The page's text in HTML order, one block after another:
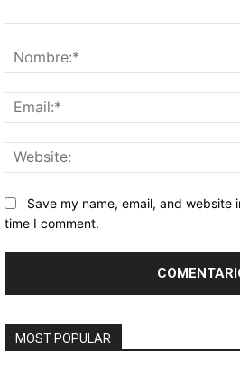
Save my name, email, and
time I comment.
MOST POPULAR